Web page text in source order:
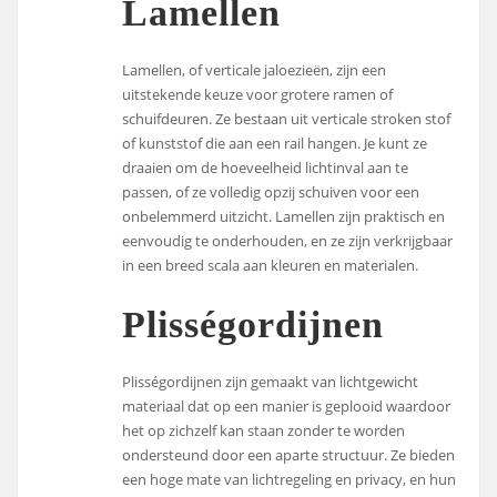
Lamellen
Lamellen, of verticale jaloezieën, zijn een
uitstekende keuze voor grotere ramen of
schuifdeuren. Ze bestaan uit verticale stroken stof
of kunststof die aan een rail hangen. Je kunt ze
draaien om de hoeveelheid lichtinval aan te
passen, of ze volledig opzij schuiven voor een
onbelemmerd uitzicht. Lamellen zijn praktisch en
eenvoudig te onderhouden, en ze zijn verkrijgbaar
in een breed scala aan kleuren en materialen.
Plisségordijnen
Plisségordijnen zijn gemaakt van lichtgewicht
materiaal dat op een manier is geplooid waardoor
het op zichzelf kan staan zonder te worden
ondersteund door een aparte structuur. Ze bieden
een hoge mate van lichtregeling en privacy, en hun